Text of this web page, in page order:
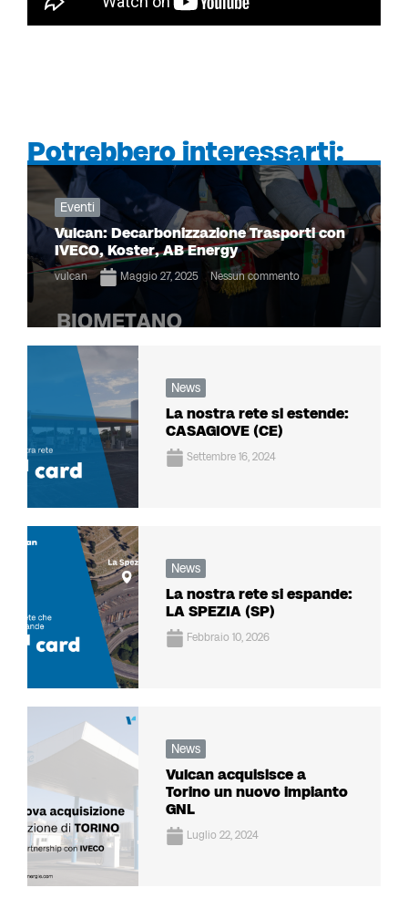
Potrebbero interessarti:
Eventi
Vulcan: Decarbonizzazione Trasporti con
IVECO, Koster, AB Energy
vulcan Maggio 27, 2025 Nessun commento
News
La nostra rete si estende:
CASAGIOVE (CE)
Settembre 16, 2024
News
La nostra rete si espande:
LA SPEZIA (SP)
Febbraio 10, 2026
News
Vulcan acquisisce a
Torino un nuovo impianto
GNL
Luglio 22, 2024